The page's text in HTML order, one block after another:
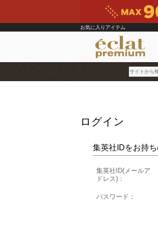
お気に入りアイテム
お気に
ランキ
雑誌･
ログイン
集英社IDをお持
集英社ID(メールア
ドレス)：
パスワード：